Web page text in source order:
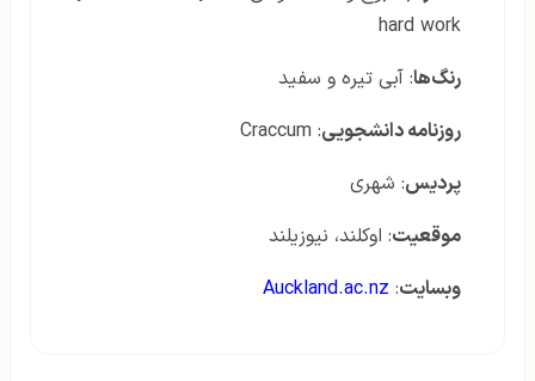
hard work
رنگ‌ها: آبی تیره و سفید
روزنامه دانشجویی: Craccum
پردیس: شهری
موقعیت: اوکلند، نیوزیلند
وبسایت:
Auckland.ac.nz